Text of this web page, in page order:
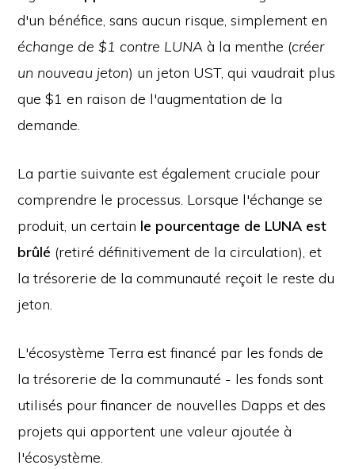
d'un bénéfice, sans aucun risque, simplement en
échange de $1 contre LUNA à la menthe (créer
un nouveau jeton) un jeton UST, qui vaudrait plus
que $1 en raison de l'augmentation de la
demande.
La partie suivante est également cruciale pour
comprendre le processus. Lorsque l'échange se
produit, un certain le pourcentage de LUNA est
brûlé (retiré définitivement de la circulation), et
la trésorerie de la communauté reçoit le reste du
jeton.
L'écosystème Terra est financé par les fonds de
la trésorerie de la communauté - les fonds sont
utilisés pour financer de nouvelles Dapps et des
projets qui apportent une valeur ajoutée à
l'écosystème.